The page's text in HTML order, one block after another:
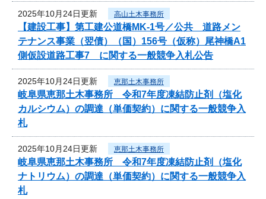
2025年10月24日更新 高山土木事務所
【建設工事】第工建公道橋MK-1号／公共 道路メン
テナンス事業（翌債）（国）156号（仮称）尾神橋A1
側仮設道路工事7 に関する一般競争入札公告
2025年10月24日更新 恵那土木事務所
岐阜県恵那土木事務所 令和7年度凍結防止剤（塩化
カルシウム）の調達（単価契約）に関する一般競争入
札
2025年10月24日更新 恵那土木事務所
岐阜県恵那土木事務所 令和7年度凍結防止剤（塩化
ナトリウム）の調達（単価契約）に関する一般競争入
札